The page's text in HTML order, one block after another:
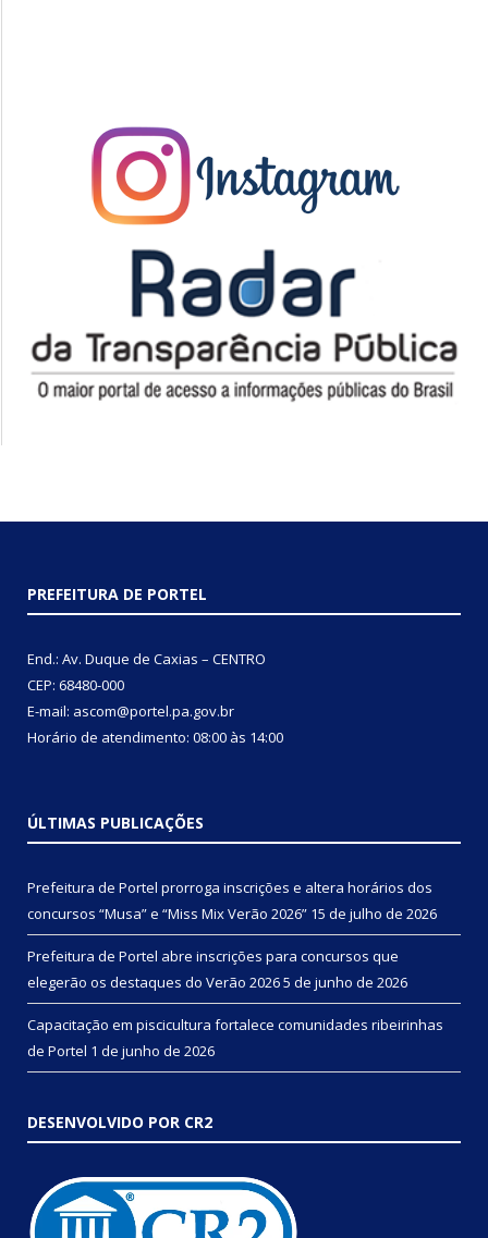
PREFEITURA DE PORTEL
End.: Av. Duque de Caxias – CENTRO
CEP: 68480-000
E-mail: ascom@portel.pa.gov.br
Horário de atendimento: 08:00 às 14:00
ÚLTIMAS PUBLICAÇÕES
Prefeitura de Portel prorroga inscrições e altera horários dos
concursos “Musa” e “Miss Mix Verão 2026” 15 de julho de 2026
Prefeitura de Portel abre inscrições para concursos que
elegerão os destaques do Verão 20265 de junho de 2026
Capacitação em piscicultura fortalece comunidades ribeirinhas
de Portel 1 de junho de 2026
DESENVOLVIDO POR CR2